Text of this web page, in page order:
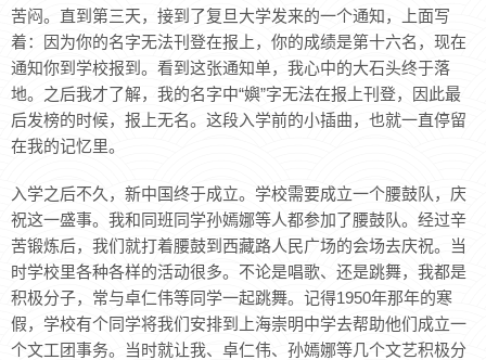
苦闷。直到第三天，接到了复旦大学发来的一个通知，上面写
着：因为你的名字无法刊登在报上，你的成绩是第十六名，现在
通知你到学校报到。看到这张通知单，我心中的大石头终于落
地。之后我才了解，我的名字中“嬩”字无法在报上刊登，因此最
后发榜的时候，报上无名。这段入学前的小插曲，也就一直停留
在我的记忆里。
入学之后不久，新中国终于成立。学校需要成立一个腰鼓队，庆
祝这一盛事。我和同班同学孙嫣娜等人都参加了腰鼓队。经过辛
苦锻炼后，我们就打着腰鼓到西藏路人民广场的会场去庆祝。当
时学校里各种各样的活动很多。不论是唱歌、还是跳舞，我都是
积极分子，常与卓仁伟等同学一起跳舞。记得1950年那年的寒
假，学校有个同学将我们安排到上海崇明中学去帮助他们成立一
个文工团事务。当时就让我、卓仁伟、孙嫣娜等几个文艺积极分